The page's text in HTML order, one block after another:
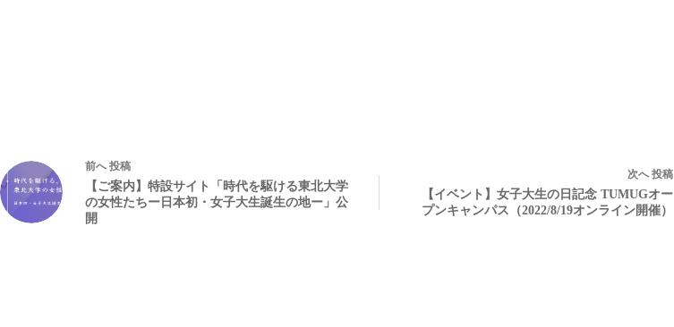
前へ投稿
【ご案内】特設サイト「時代を駆ける東北大学
の女性たちー日本初・女子大生誕生の地ー」公
開
次へ投稿
【イベント】女子大生の日記念 TUMUGオー
プンキャンパス（2022/8/19オンライン開催）